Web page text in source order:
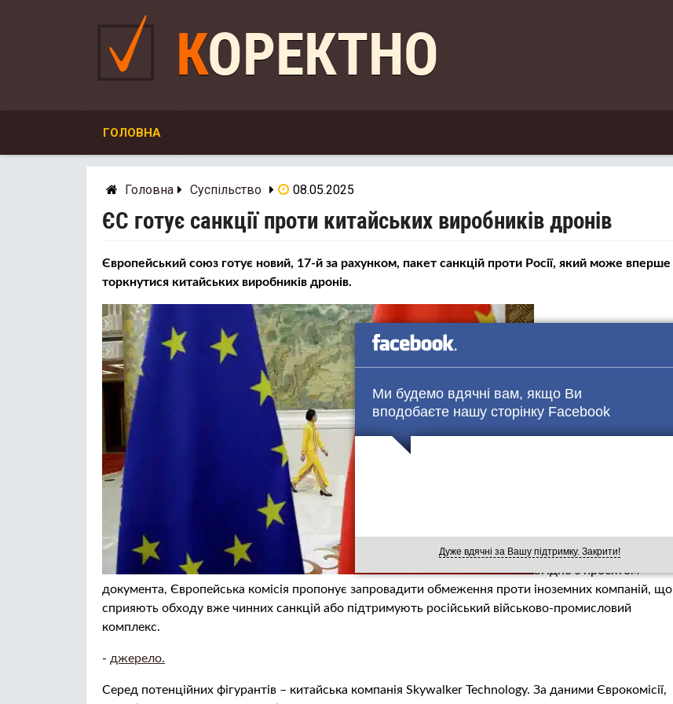
Ми будемо вдячні вам, якщо Ви
вподобаєте нашу сторінку Facebook
Дуже вдячні за Вашу підтримку. Закрити!
КОРЕКТНО
ГОЛОВНА
Головна Суспільство 08.05.2025
ЄС готує санкції проти китайських виробників дронів
Європейський союз готує новий, 17-й за рахунком, пакет санкцій проти Росії, який може вперше
торкнутися китайських виробників дронів.
Згідно з проектом
документа, Європейська комісія пропонує запровадити обмеження проти іноземних компаній, що
сприяють обходу вже чинних санкцій або підтримують російський військово-промисловий
комплекс.
- джерело.
Серед потенційних фігурантів – китайська компанія Skywalker Technology. За даними Єврокомісії,